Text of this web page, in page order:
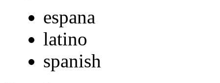
espana
latino
spanish